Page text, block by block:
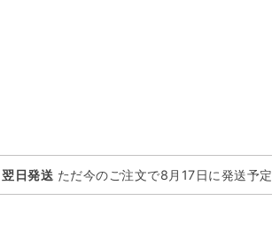
日発送 ただ今のご注文で8月17日に発送予定